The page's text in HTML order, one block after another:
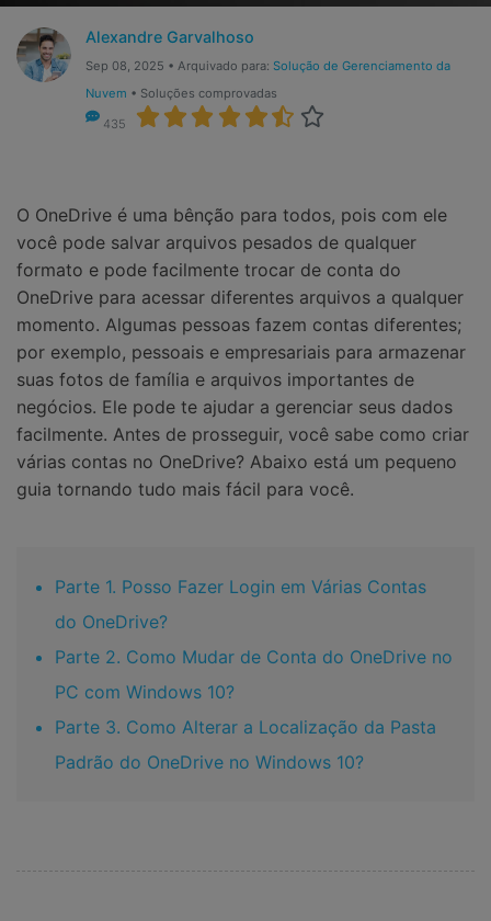
Reparar Celular
Proteção do celular
Alexandre Garvalhoso
Sep 08, 2025 • Arquivado para: Solução de Gerenciamento da
Nuvem • Soluções comprovadas
435
O OneDrive é uma bênção para todos, pois com ele
você pode salvar arquivos pesados de qualquer
formato e pode facilmente trocar de conta do
OneDrive para acessar diferentes arquivos a qualquer
momento. Algumas pessoas fazem contas diferentes;
por exemplo, pessoais e empresariais para armazenar
suas fotos de família e arquivos importantes de
negócios. Ele pode te ajudar a gerenciar seus dados
facilmente. Antes de prosseguir, você sabe como criar
várias contas no OneDrive? Abaixo está um pequeno
guia tornando tudo mais fácil para você.
Parte 1. Posso Fazer Login em Várias Contas
do OneDrive?
Parte 2. Como Mudar de Conta do OneDrive no
PC com Windows 10?
Parte 3. Como Alterar a Localização da Pasta
Padrão do OneDrive no Windows 10?